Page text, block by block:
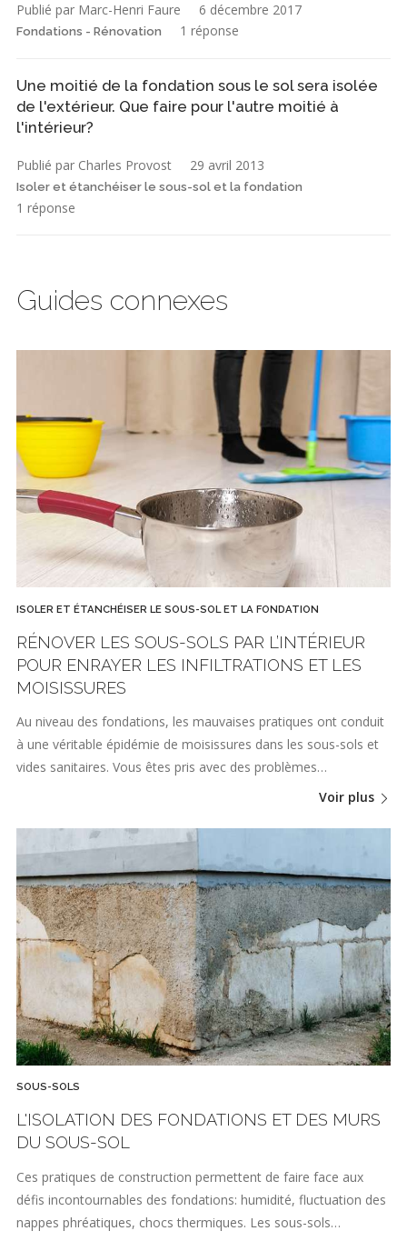
Publié par Marc-Henri Faure 6 décembre 2017
Fondations - Rénovation 1 réponse
Une moitié de la fondation sous le sol sera isolée
de l'extérieur. Que faire pour l'autre moitié à
l'intérieur?
Publié par Charles Provost 29 avril 2013
Isoler et étanchéiser le sous-sol et la fondation
1 réponse
Guides connexes
ISOLER ET ÉTANCHÉISER LE SOUS-SOL ET LA FONDATION
RÉNOVER LES SOUS-SOLS PAR L’INTÉRIEUR
POUR ENRAYER LES INFILTRATIONS ET LES
MOISISSURES
Au niveau des fondations, les mauvaises pratiques ont conduit
à une véritable épidémie de moisissures dans les sous-sols et
vides sanitaires. Vous êtes pris avec des problèmes…
Voir plus
SOUS-SOLS
L'ISOLATION DES FONDATIONS ET DES MURS
DU SOUS-SOL
Ces pratiques de construction permettent de faire face aux
défis incontournables des fondations: humidité, fluctuation des
nappes phréatiques, chocs thermiques. Les sous-sols…